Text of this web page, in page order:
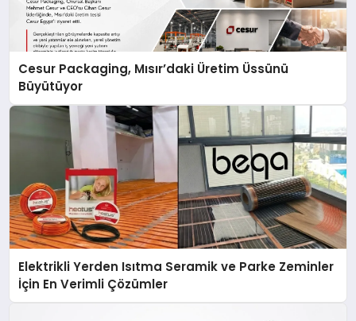
Cesur Packaging, Mısır’daki Üretim Üssünü
Büyütüyor
Elektrikli Yerden Isıtma Seramik ve Parke Zeminler
İçin En Verimli Çözümler